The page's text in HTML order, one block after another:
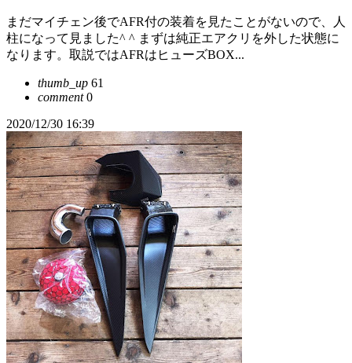
まだマイチェン後でAFR付の装着を見たことがないので、人
柱になって見ました^ ^ まずは純正エアクリを外した状態に
なります。取説ではAFRはヒューズBOX...
thumb_up 61
comment0
2020/12/30 16:39